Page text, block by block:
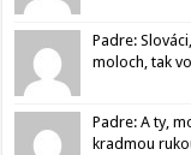
Padre:
moloch, tak
Padre: A ty,
kradmou